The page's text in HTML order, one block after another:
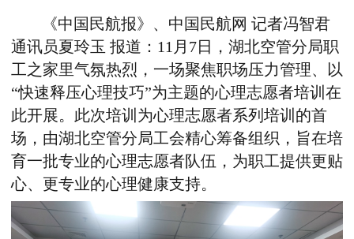
《中国民航报》、中国民航网 记者冯智君
通讯员夏玲玉 报道：11月7日，湖北空管分局职
工之家里气氛热烈，一场聚焦职场压力管理、以
“快速释压心理技巧”为主题的心理志愿者培训在
此开展。此次培训为心理志愿者系列培训的首
场，由湖北空管分局工会精心筹备组织，旨在培
育一批专业的心理志愿者队伍，为职工提供更贴
心、更专业的心理健康支持。